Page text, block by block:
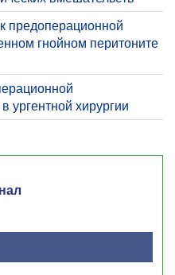
предоперационной
гнойном перитоните
ургентной хирургии